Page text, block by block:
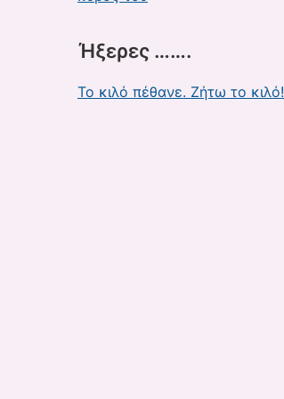
Ήξερες …….
Το κιλό πέθανε. Ζήτω το κιλό!